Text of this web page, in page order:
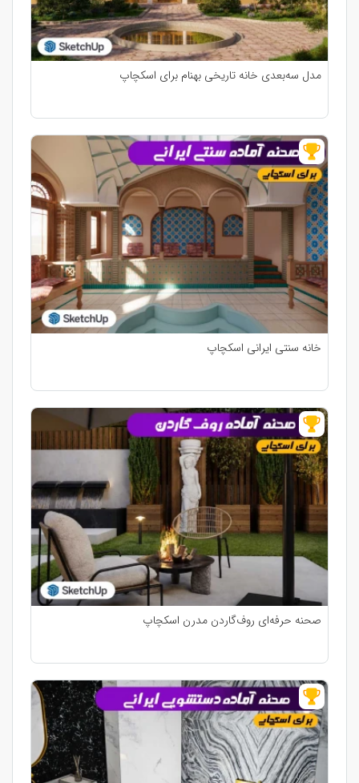
مدل سه‌بعدی خانه تاریخی بهنام برای اسکچاپ
خانه سنتی ایرانی اسکچاپ
صحنه حرفه‌ای روف‌گاردن مدرن اسکچاپ